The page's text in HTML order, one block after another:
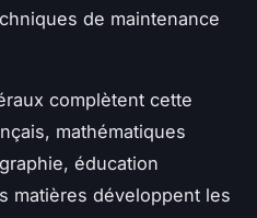
de maintenance
complètent cette
mathématiques
éducation
matières développent les